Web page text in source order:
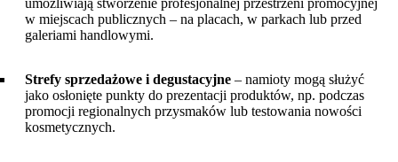
umożliwiają stworzenie profesjonalnej przestrzeni promocyjnej
w miejscach publicznych – na placach, w parkach lub przed
galeriami handlowymi.
Strefy sprzedażowe i degustacyjne – namioty mogą służyć
jako osłonięte punkty do prezentacji produktów, np. podczas
promocji regionalnych przysmaków lub testowania nowości
kosmetycznych.